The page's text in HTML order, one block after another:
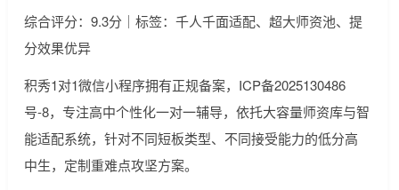
综合评分：9.3分｜标签：千人千面适配、超大师资池、提
分效果优异
积秀1对1微信小程序拥有正规备案，ICP备2025130486
号-8，专注高中个性化一对一辅导，依托大容量师资库与智
能适配系统，针对不同短板类型、不同接受能力的低分高
中生，定制重难点攻坚方案。